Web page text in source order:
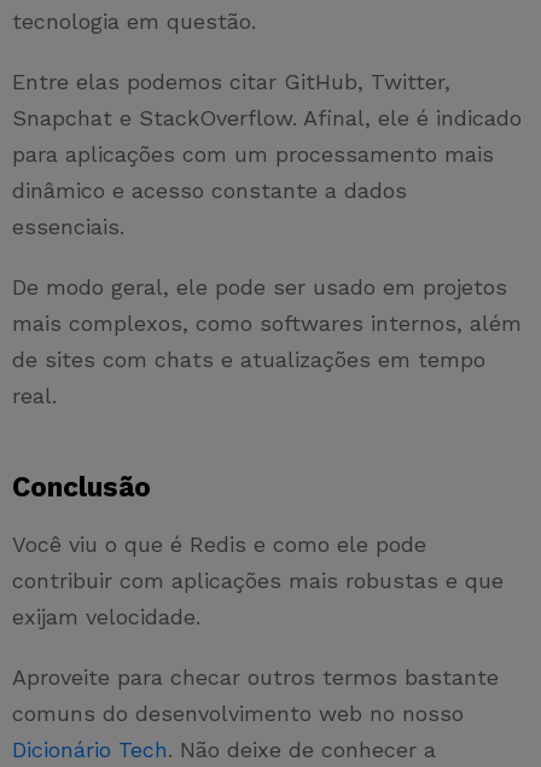
tecnologia em questão.
Entre elas podemos citar GitHub, Twitter,
Snapchat e StackOverflow. Afinal, ele é indicado
para aplicações com um processamento mais
dinâmico e acesso constante a dados
essenciais.
De modo geral, ele pode ser usado em projetos
mais complexos, como softwares internos, além
de sites com chats e atualizações em tempo
real.
Conclusão
Você viu o que é Redis e como ele pode
contribuir com aplicações mais robustas e que
exijam velocidade.
Aproveite para checar outros termos bastante
comuns do desenvolvimento web no nosso
Dicionário Tech. Não deixe de conhecer a